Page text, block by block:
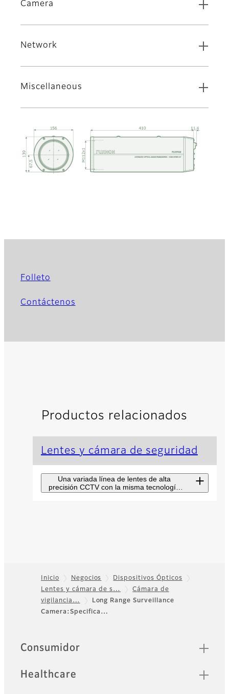
Camera
Network
Miscellaneous
Folleto
Contáctenos
Productos relacionados
Lentes y cámara de seguridad
Una variada línea de lentes de alta
precisión CCTV con la misma tecnología
utilizada en las lentes de transmisión
comerciales de largo
alcance.
Footer
Inicio Negocios
Dispositivos Ópticos
Lentes y cámara de s…
Cámara de
vigilancia…
Long Range Surveillance
Camera:Specifica…
Sitemap
Consumidor
Healthcare